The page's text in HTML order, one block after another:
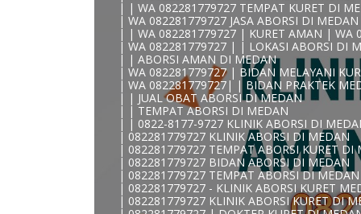
| | WA 082281779727 TEMPAT KURET DI
| WA 082281779727 JASA ABORSI DI MEDAN
| | WA 082281779727 | KURET AMAN | WA
| WA 082281779727 | | LOKASI ABORSI DI
| | ABORSI AMAN DI MEDAN
| WA 082281779727 | BIDAN MELAYANI
| WA 082281779727| | BIDAN PRAKTEK
| | JUAL OBAT ABORSI DI MEDAN
| | TEMPAT ABORSI DI MEDAN
| | 0822-8177-9727 KLINIK ABORSI DI
| 082281779727 KLINIK ABORSI DI MEDAN
| 082281779727 TEMPAT ABORSI KURET DI
| 082281779727 BIDAN ABORSI DI MEDAN
| 082281779727 TEMPAT ABORSI DI MEDAN
| 082281779727 - KLINIK ABORSI KURET
| 082281779727 KLINIK ABORSI KURET DI
0822/81779/727 TEMPAT ABORSI MEDAN
WA 082281779727 DOKTER ABORSI MEDAN
WA 082281779727 KLINIK ABORSI MEDAN
WA 082281779727 TEMPAT ABORSI KURET
082281779727 BIDAN ABORSI DI MEDAN
082281779727 DOKTER ABORSI DI MEDAN
WA 0822*81779*727 TEMPAT ABORSI
WA 082281779727 DOKTER KURET DI
WA 082281779727 TEMPAT KURET DI MEDAN
WA 082281779727 JASA ABORSI DI MEDAN
| WA 082-281-779-727 KURET AMAN WA
| WA 082-281-779-727 LOKASI ABORSI DI
082-281-779-727 ABORSI AMAN DI MEDAN
| WA 082281779727 BIDAN MELAYANI
WA 082281779727 BIDAN PRAKTEK MEDAN
| KLINIK ABORSI MEDAN